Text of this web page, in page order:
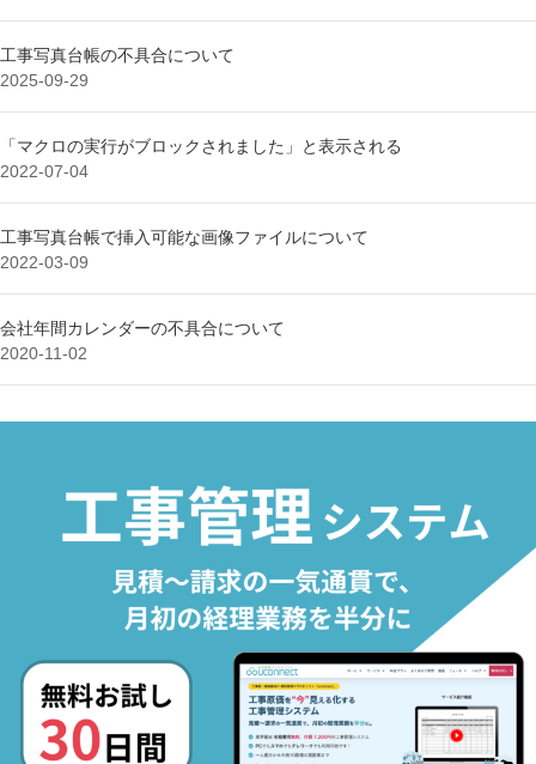
工事写真台帳の不具合について
2025-09-29
「マクロの実行がブロックされました」と表示される
2022-07-04
工事写真台帳で挿入可能な画像ファイルについて
2022-03-09
会社年間カレンダーの不具合について
2020-11-02